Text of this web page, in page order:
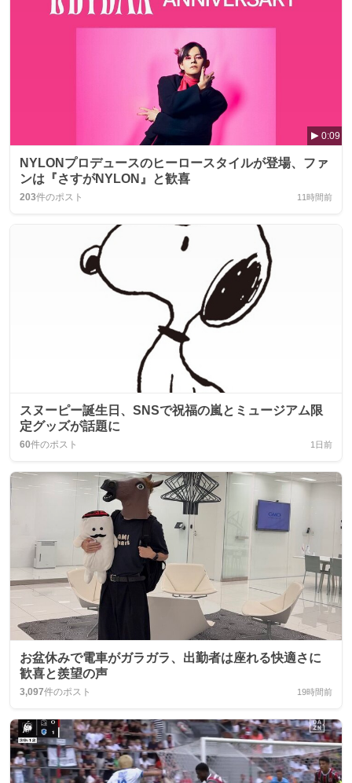
0:09
NYLONプロデュースのヒーロースタイルが登場、ファ
ンは『さすがNYLON』と歓喜
203件のポスト 11時間前
スヌーピー誕生日、SNSで祝福の嵐とミュージアム限
定グッズが話題に
60件のポスト 1日前
お盆休みで電車がガラガラ、出勤者は座れる快適さに
歓喜と羨望の声
3,097件のポスト 19時間前